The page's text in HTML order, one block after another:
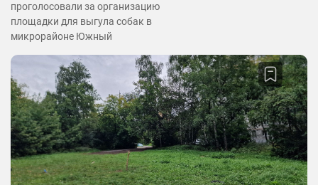
проголосовали за организацию
площадки для выгула собак в
микрорайоне Южный